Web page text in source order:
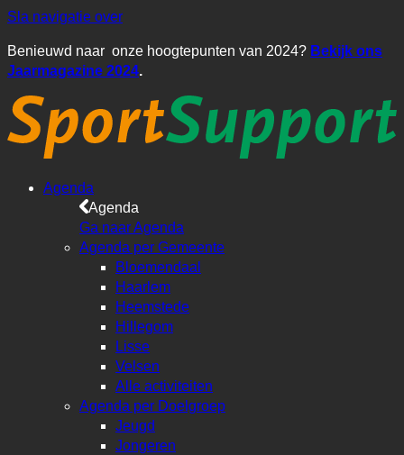
Sla navigatie over
Benieuwd naar onze hoogtepunten van 2024? Bekijk ons
Jaarmagazine 2024.
Agenda
Agenda
Ga naar Agenda
Agenda per Gemeente
Bloemendaal
Haarlem
Heemstede
Hillegom
Lisse
Velsen
Alle activiteiten
Agenda per Doelgroep
Jeugd
Jongeren